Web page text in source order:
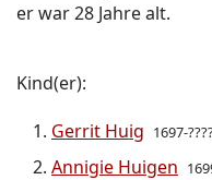
er war 28 Jahre alt.
Kind(er):
Gerrit Huig 1697-
Annigie Huigen